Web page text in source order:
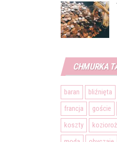
CHMURKA
baran bliźnięta
francja
goście
koszty